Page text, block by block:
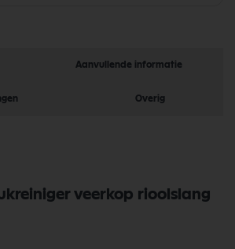
Aanvullende informatie
Overig
veerkop rioolslang